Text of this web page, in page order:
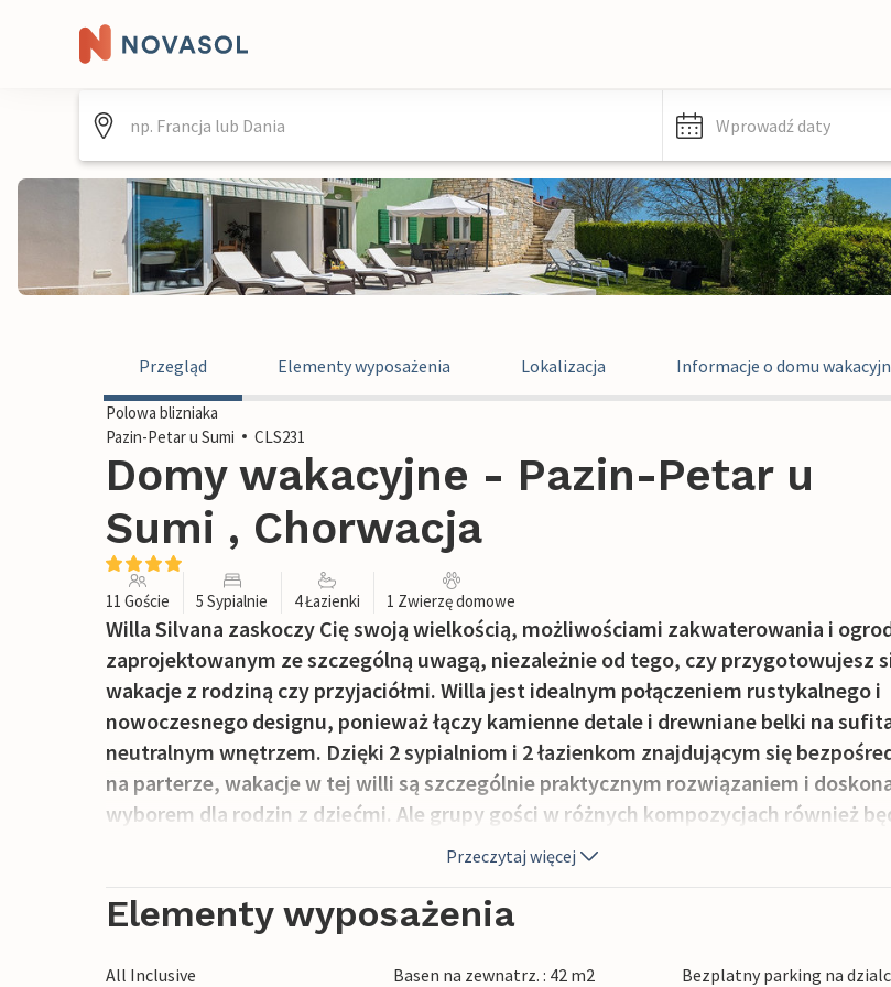
Wprowadź daty
Przegląd Elementy wyposażenia Lokalizacja Informacje o domu
Polowa blizniaka
Pazin-Petar u Sumi
CLS231
Domy wakacyjne - Pazin-Petar u
Sumi , Chorwacja
11 Goście 5 Sypialnie 4 Łazienki 1 Zwierzę domowe
Willa Silvana zaskoczy Cię swoją wielkością, możliwościami zakwaterowania i
zaprojektowanym ze szczególną uwagą, niezależnie od tego, czy przygotowujesz
wakacje z rodziną czy przyjaciółmi. Willa jest idealnym połączeniem rustykalnego i
nowoczesnego designu, ponieważ łączy kamienne detale i drewniane belki na
neutralnym wnętrzem. Dzięki 2 sypialniom i 2 łazienkom znajdującym się
na parterze, wakacje w tej willi są szczególnie praktycznym rozwiązaniem i
wyborem dla rodzin z dziećmi. Ale grupy gości w różnych kompozycjach również
cieszyć się wakacjami w tej willi z otwartym planem piętra, który wyróżnia się
połączeniem przestrzeni wewnętrznej i zewnętrznej. Salon, jadalnia i kuchnia
się również na parterze, gdzie tylko szklana ściana oddziela Cię od przestronnego
z basenem. Pozostałe 3 sypialnie i 2 łazienki na piętrze zachęcają do relaksu dzięki
neutralnemu i jasnemu wystrojowi. Na zewnątrz można ochłodzić się w ciekawie
Przeczytaj więcej
Elementy wyposażenia
All Inclusive Basen na zewnatrz. : 42 m2
Bezplatny parking na